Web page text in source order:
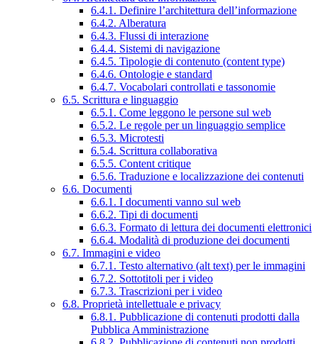
6.4.1. Definire l’architettura dell’informazione
6.4.2. Alberatura
6.4.3. Flussi di interazione
6.4.4. Sistemi di navigazione
6.4.5. Tipologie di contenuto (content type)
6.4.6. Ontologie e standard
6.4.7. Vocabolari controllati e tassonomie
6.5. Scrittura e linguaggio
6.5.1. Come leggono le persone sul web
6.5.2. Le regole per un linguaggio semplice
6.5.3. Microtesti
6.5.4. Scrittura collaborativa
6.5.5. Content critique
6.5.6. Traduzione e localizzazione dei contenuti
6.6. Documenti
6.6.1. I documenti vanno sul web
6.6.2. Tipi di documenti
6.6.3. Formato di lettura dei documenti elettronici
6.6.4. Modalità di produzione dei documenti
6.7. Immagini e video
6.7.1. Testo alternativo (alt text) per le immagini
6.7.2. Sottotitoli per i video
6.7.3. Trascrizioni per i video
6.8. Proprietà intellettuale e privacy
6.8.1. Pubblicazione di contenuti prodotti dalla
Pubblica Amministrazione